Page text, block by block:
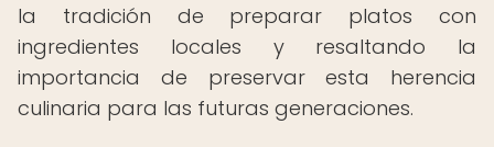
la tradición de preparar platos con
ingredientes locales y resaltando la
importancia de preservar esta herencia
culinaria para las futuras generaciones.